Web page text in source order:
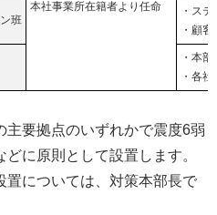
本社事業所在籍者より任命
班
・ス
・顧
・本
・各
主要拠点のいずれかで震度6弱
に原則として設置します。
置については、対策本部長で